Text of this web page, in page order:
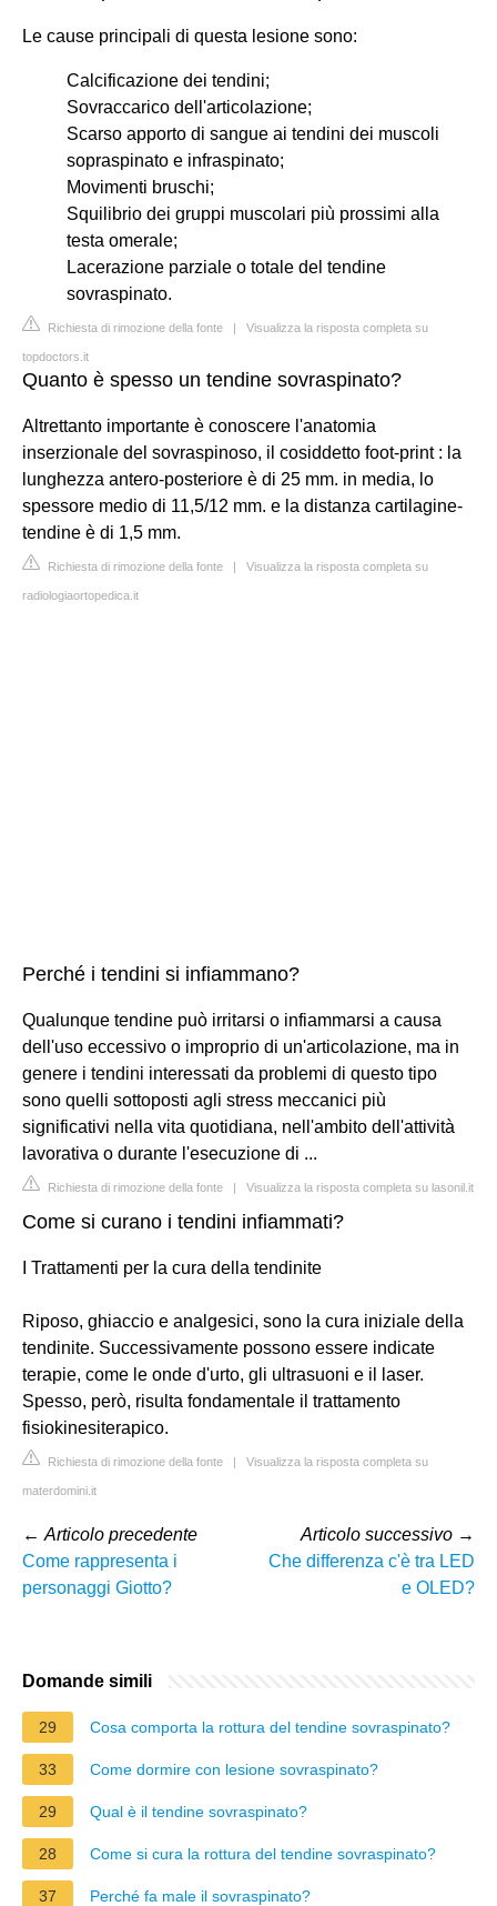
Le cause principali di questa lesione sono:
Calcificazione dei tendini;
Sovraccarico dell'articolazione;
Scarso apporto di sangue ai tendini dei muscoli
sopraspinato e infraspinato;
Movimenti bruschi;
Squilibrio dei gruppi muscolari più prossimi alla
testa omerale;
Lacerazione parziale o totale del tendine
sovraspinato.
Richiesta di rimozione della fonte | Visualizza la risposta completa su
topdoctors.it
Quanto è spesso un tendine sovraspinato?
Altrettanto importante è conoscere l'anatomia
inserzionale del sovraspinoso, il cosiddetto foot-print : la
lunghezza antero-posteriore è di 25 mm. in media, lo
spessore medio di 11,5/12 mm. e la distanza cartilagine-
tendine è di 1,5 mm.
Richiesta di rimozione della fonte | Visualizza la risposta completa su
radiologiaortopedica.it
Perché i tendini si infiammano?
Qualunque tendine può irritarsi o infiammarsi a causa
dell'uso eccessivo o improprio di un'articolazione, ma in
genere i tendini interessati da problemi di questo tipo
sono quelli sottoposti agli stress meccanici più
significativi nella vita quotidiana, nell'ambito dell'attività
lavorativa o durante l'esecuzione di ...
Richiesta di rimozione della fonte | Visualizza la risposta completa su lasonil.it
Come si curano i tendini infiammati?
I Trattamenti per la cura della tendinite
Riposo, ghiaccio e analgesici, sono la cura iniziale della
tendinite. Successivamente possono essere indicate
terapie, come le onde d'urto, gli ultrasuoni e il laser.
Spesso, però, risulta fondamentale il trattamento
fisiokinesiterapico.
Richiesta di rimozione della fonte | Visualizza la risposta completa su
materdomini.it
← Articolo precedente
Come rappresenta i
personaggi Giotto?
Articolo successivo →
Che differenza c'è tra LED
e OLED?
Domande simili
29 Cosa comporta la rottura del tendine sovraspinato?
33 Come dormire con lesione sovraspinato?
29 Qual è il tendine sovraspinato?
28 Come si cura la rottura del tendine sovraspinato?
37 Perché fa male il sovraspinato?